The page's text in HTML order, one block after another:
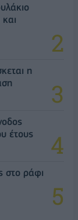
η
έτους
στο ράφι